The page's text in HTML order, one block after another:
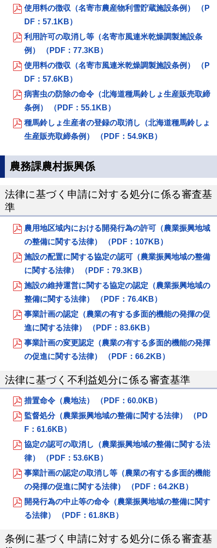
使用料の徴収（名寄市農産物利雪貯蔵施設条例） （P
DF：57.1KB）
利用許可の取消し等（名寄市風連米乾燥調製施設条
例） （PDF：77.3KB）
使用料の徴収（名寄市風連米乾燥調製施設条例） （P
DF：57.6KB）
病害虫の防除の命令（北海道種馬鈴しょ生産販売取締
条例） （PDF：55.1KB）
種馬鈴しょ生産者の登録の取消し（北海道種馬鈴しょ
生産販売取締条例） （PDF：54.9KB）
農務課農村振興係
法律に基づく申請に対する処分に係る審査基
準
農用地区域内における開発行為の許可（農業振興地域
の整備に関する法律） （PDF：107KB）
施設の配置に関する協定の認可（農業振興地域の整備
に関する法律） （PDF：79.3KB）
施設の維持運営に関する協定の認定（農業振興地域の
整備に関する法律） （PDF：76.4KB）
事業計画の認定（農業の有する多面的機能の発揮の促
進に関する法律） （PDF：83.6KB）
事業計画の変更認定（農業の有する多面的機能の発揮
の促進に関する法律） （PDF：66.2KB）
法律に基づく不利益処分に係る審査基準
措置命令（農地法） （PDF：60.0KB）
監督処分（農業振興地域の整備に関する法律） （PD
F：61.6KB）
協定の認可の取消し（農業振興地域の整備に関する法
律） （PDF：53.6KB）
事業計画の認定の取消し等（農業の有する多面的機能
の発揮の促進に関する法律） （PDF：64.2KB）
開発行為の中止等の命令（農業振興地域の整備に関す
る法律） （PDF：61.8KB）
条例に基づく申請に対する処分に係る審査基